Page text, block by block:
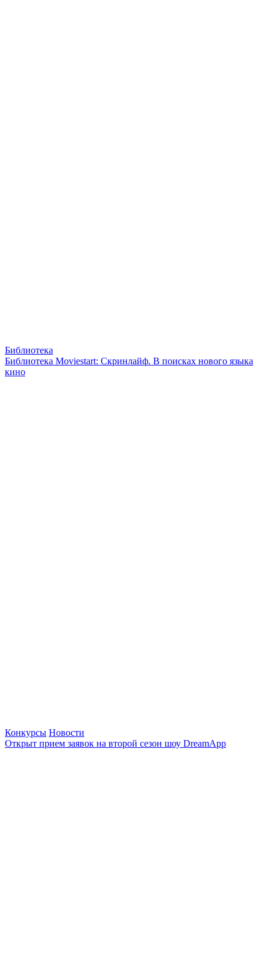
Библиотека
Библиотека Moviestart: Скринлайф. В поисках нового языка
кино
Конкурсы Новости
Открыт прием заявок на второй сезон шоу DreamApp